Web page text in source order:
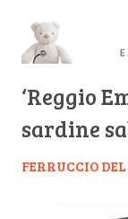
‘Reggio
sardine
FERRUCCIO